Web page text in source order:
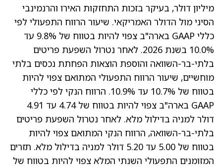
מיליון דולר, בעיקר בזכות התחזקות האירו והרנמינבי
הסיני מול הדולר האמריקאי. שיעור הרווח התפעולי לפי
כללי GAAP בארה"ב צפוי להיות בטווח של 9.8% עד
10.0% בשנת 2026. לאחר נטרול השפעת פריטים
בלתי-בר-השוואה והוספת הוצאות הפחתת נכסים בלתי
מוחשיים, שיעור הרווח התפעולי המתואם צפוי להיות
בטווח של 10.7% עד 10.9%. הרווח הנקי לפי כללי
GAAP בארה"ב צפוי להיות בטווח של 4.74 עד 4.91
דולר למניה בדילול מלא. לאחר נטרול השפעת פריטים
בלתי-בר-השוואה, הרווח הנקי המתואם צפוי להיות
בטווח של 5.00 עד 5.20 דולר למניה בדילול מלא. תזרים
המזומנים התפעולי השנתי המלא צפוי להיות בטווח של